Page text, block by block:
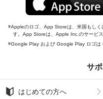
Appleのロゴ、App Storeは、米国もし
す。App Storeは、Apple Inc.のサービス
Google Play および Google Play ロゴは
サ
はじめての方へ